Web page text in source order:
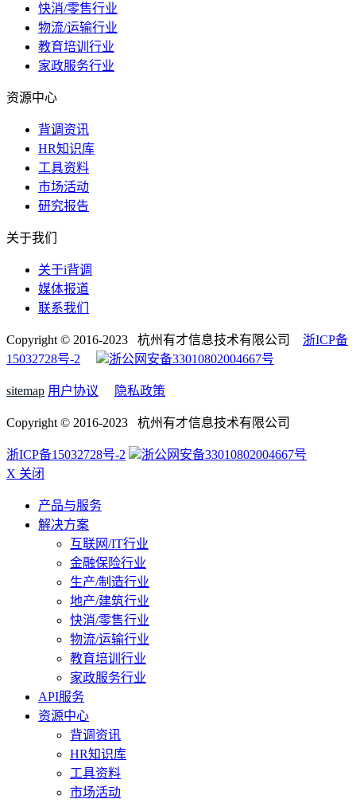
快消/零售行业
物流/运输行业
教育培训行业
家政服务行业
资源中心
背调资讯
HR知识库
工具资料
市场活动
研究报告
关于我们
关于i背调
媒体报道
联系我们
Copyright © 2016-2023 杭州有才信息技术有限公司 浙ICP备
15032728号-2
浙公网安备33010802004667号
sitemap 用户协议 隐私政策
Copyright © 2016-2023 杭州有才信息技术有限公司
浙ICP备15032728号-2
浙公网安备33010802004667号
X 关闭
产品与服务
解决方案
互联网/IT行业
金融保险行业
生产/制造行业
地产/建筑行业
快消/零售行业
物流/运输行业
教育培训行业
家政服务行业
API服务
资源中心
背调资讯
HR知识库
工具资料
市场活动